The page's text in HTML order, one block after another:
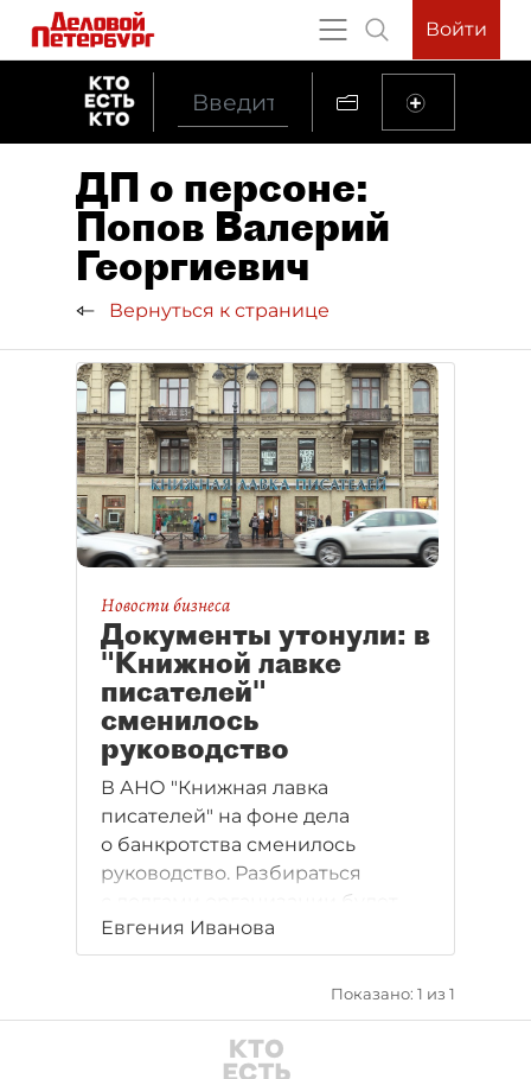
Войти
ДП о персоне:
Попов Валерий
Георгиевич
Вернуться к странице
Новости бизнеса
Документы утонули: в
"Книжной лавке
писателей"
сменилось
руководство
В АНО "Книжная лавка
писателей" на фоне дела
о банкротства сменилось
руководство. Разбираться
с долгами организации будет
дочерняя компания Смольного.
Евгения Иванова
Показано: 1 из 1